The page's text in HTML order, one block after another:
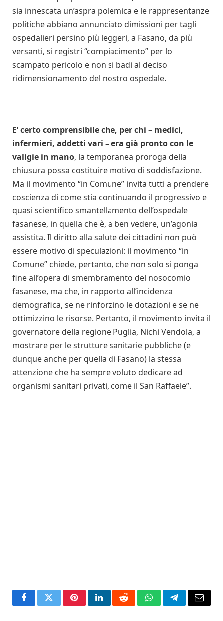
sia innescata un’aspra polemica e le rappresentanze
politiche abbiano annunciato dimissioni per tagli
ospedalieri persino più leggeri, a Fasano, da più
versanti, si registri “compiacimento” per lo
scampato pericolo e non si badi al deciso
ridimensionamento del nostro ospedale.
E’ certo comprensibile che, per chi – medici,
infermieri, addetti vari – era già pronto con le
valigie in mano, la temporanea proroga della
chiusura possa costituire motivo di soddisfazione.
Ma il movimento “in Comune” invita tutti a prendere
coscienza di come stia continuando il progressivo e
quasi scientifico smantellamento dell’ospedale
fasanese, in quella che è, a ben vedere, un’agonia
assistita. Il diritto alla salute dei cittadini non può
essere motivo di speculazioni: il movimento “in
Comune” chiede, pertanto, che non solo si ponga
fine all’opera di smembramento del nosocomio
fasanese, ma che, in rapporto all’incidenza
demografica, se ne rinforzino le dotazioni e se ne
ottimizzino le risorse. Pertanto, il movimento invita il
governatore della regione Puglia, Nichi Vendola, a
mostrare per le strutture sanitarie pubbliche (e
dunque anche per quella di Fasano) la stessa
attenzione che ha sempre voluto dedicare ad
organismi sanitari privati, come il San Raffaele”.
FacebookTwitterPinterestLinkedInRedditWhatsAppTelegramEmail